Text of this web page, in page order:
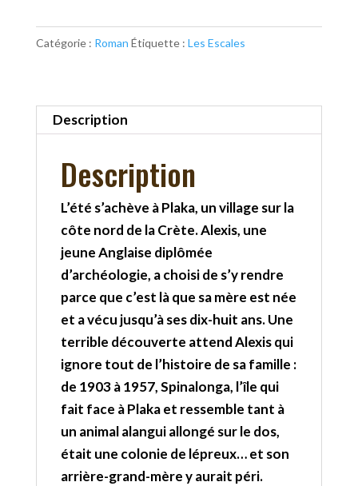
des
oubliés
Catégorie : Roman Étiquette : Les Escales
Description
Description
L’été s’achève à Plaka, un village sur la
côte nord de la Crète. Alexis, une
jeune Anglaise diplômée
d’archéologie, a choisi de s’y rendre
parce que c’est là que sa mère est née
et a vécu jusqu’à ses dix-huit ans. Une
terrible découverte attend Alexis qui
ignore tout de l’histoire de sa famille :
de 1903 à 1957, Spinalonga, l’île qui
fait face à Plaka et ressemble tant à
un animal alangui allongé sur le dos,
était une colonie de lépreux… et son
arrière-grand-mère y aurait péri.